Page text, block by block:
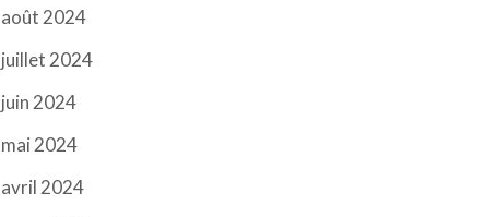
août 2024
juillet 2024
juin 2024
mai 2024
avril 2024